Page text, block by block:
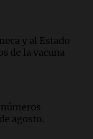
que
primer
Jorge, no sé si
llegó"
y al Estado
de la vacuna
agosto.